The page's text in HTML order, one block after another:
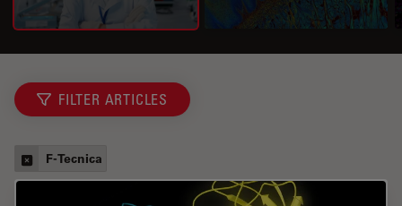
FILTER ARTICLES
F-Tecnica